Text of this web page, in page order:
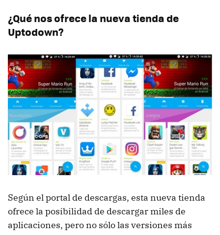
¿Qué nos ofrece la nueva tienda de
Uptodown?
Según el portal de descargas, esta nueva tienda
ofrece la posibilidad de descargar miles de
aplicaciones, pero no sólo las versiones más